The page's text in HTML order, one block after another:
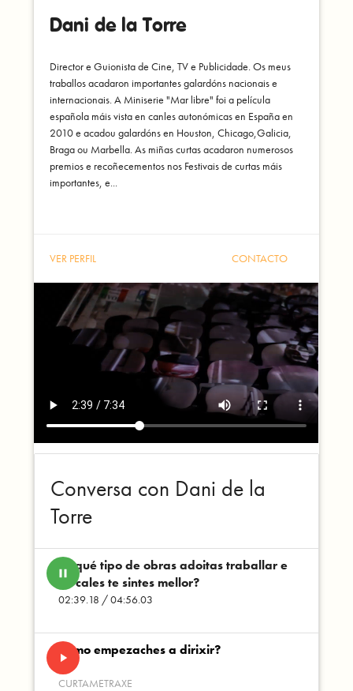
Dani de la Torre
Director e Guionista de Cine, TV e Publicidade. Os meus
traballos acadaron importantes galardóns nacionais e
internacionais. A Miniserie "Mar libre" foi a película
española máis vista en canles autonómicas en España en
2010 e acadou galardóns en Houston, Chicago,Galicia,
Braga ou Marbella. As miñas curtas acadaron numerosos
premios e recoñecementos nos Festivais de curtas máis
importantes, e...
CONTACTO
VER PERFIL
Conversa con Dani de la
Torre
pause
En qué tipo de obras adoitas traballar e
en cales te sintes mellor?
02:39.18 / 04:56.03
play_arrowComo empezaches a dirixir?
CURTAMETRAXE